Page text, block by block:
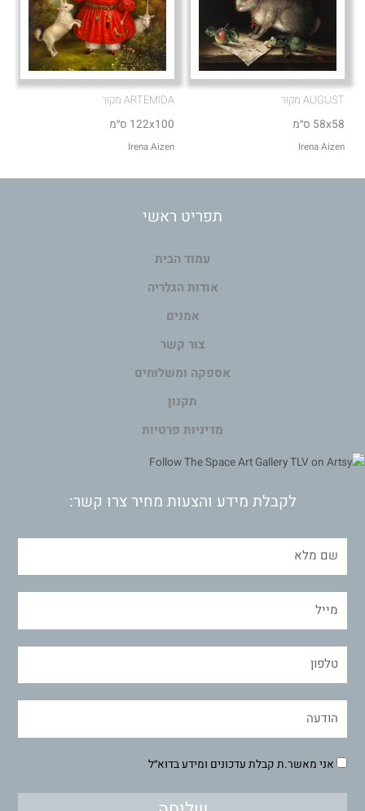
AUGUST מקור
58x58 ס״מ
Irena Aizen
ARTEMIDA מקור
122x100 ס״מ
Irena Aizen
תפריט ראשי
עמוד הבית
אודות הגלריה
אמנים
צור קשר
אספקה ומשלוחים
תקנון
מדיניות פרטיות
לקבלת מידע והצעות מחיר צרו קשר:
אני מאשר.ת קבלת עדכונים ומידע בדוא״ל